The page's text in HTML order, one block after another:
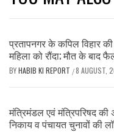
प्रतापनगर के कपिल विहार
महिला को रौंदा; मौत के बाद
BYHABIB KI REPORT /8 AUGUST,
मंत्रिमंडल एवं मंत्रिपरिषद
निकाय व पंचायत चुनावों की